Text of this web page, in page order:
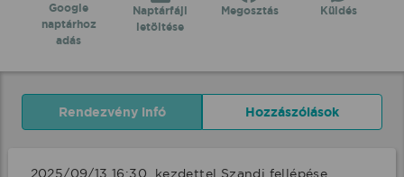
Google
naptárhoz
adás
Naptárfájl
letöltése
Megosztás Küldés
Rendezvény infó Hozzászólások
2025/09/13 16:30  kezdettel Szandi fellépése